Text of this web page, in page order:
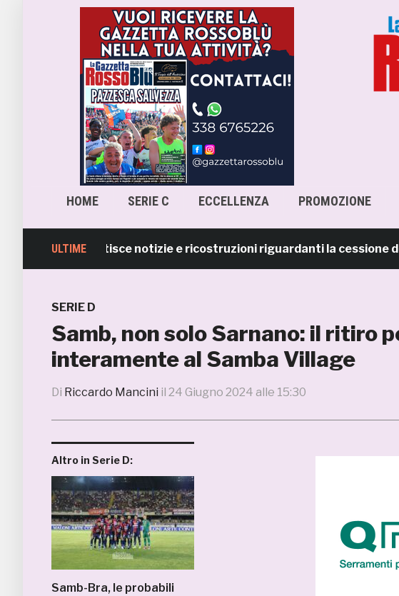
HOME SERIE C ECCELLENZA PROMOZIONE
ULTIME
Samb smentisce notizie e ricostruzioni riguardanti la cessione del
SERIE D
Samb, non solo Sarnano: il ritiro
interamente al Samba Village
Di Riccardo Mancini il 24 Giugno 2024 alle 15:30
Altro in Serie D:
Samb-Bra, le probabili